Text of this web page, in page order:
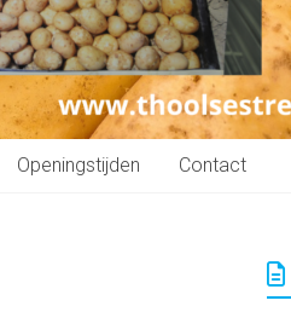
Openingstijden Contact